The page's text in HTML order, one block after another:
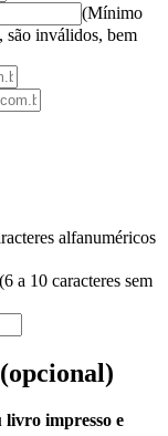
(Mínimo
são inválidos, bem
alfanuméricos
(6 a 10 caracteres sem
(opcional)
livro impresso e